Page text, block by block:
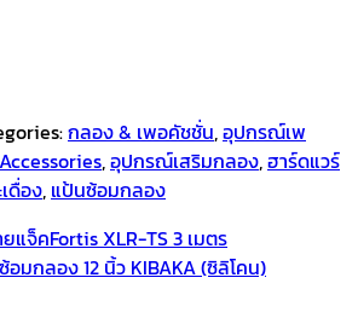
กลอง & เพอคัชชั่น,อุปกรณ์เพ
,อุปกรณ์เสริมกลอง,ฮาร์ดแวร์
ดื่อง, แป้นซ้อมกลอง